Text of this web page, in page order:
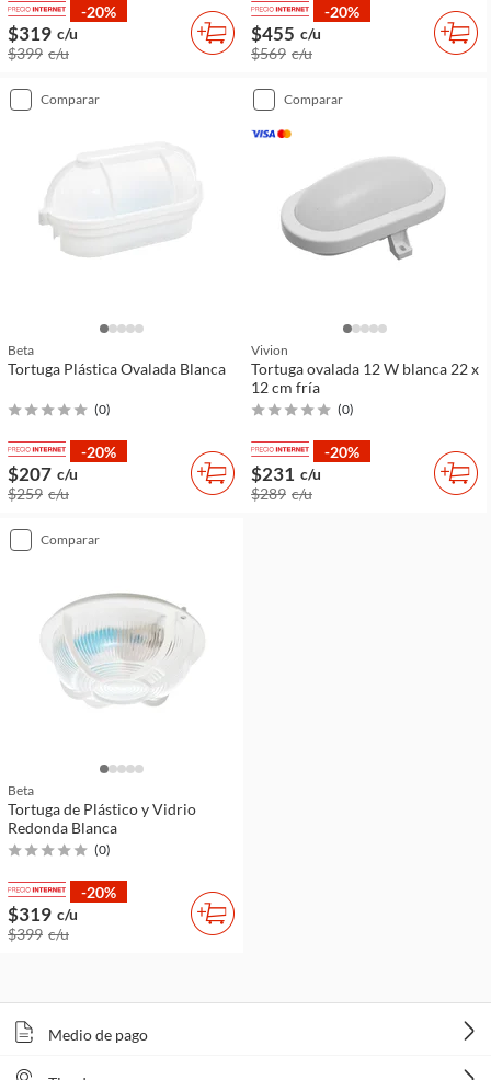
-20%
$319 c/u
$399 c/u
-20%
$455 c/u
$569 c/u
comparar
Beta
Tortuga Plástica Ovalada Blanca
(0)
-20%
$207 c/u
$259 c/u
comparar
Vivion
Tortuga ovalada 12 W blanca 22 x
12 cm fría
(0)
-20%
$231 c/u
$289 c/u
comparar
Beta
Tortuga de Plástico y Vidrio
Redonda Blanca
(0)
-20%
$319 c/u
$399 c/u
Medio de pago